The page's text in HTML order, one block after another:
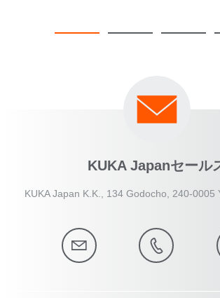
KUKA Japanセール
KUKA Japan K.K., 134 Godocho, 240-0005